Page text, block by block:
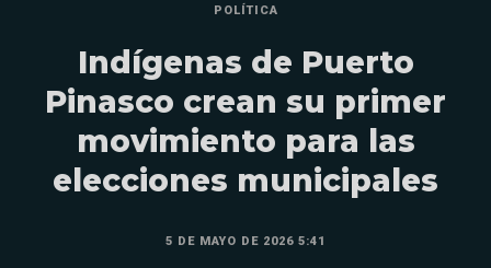
POLÍTICA
Indígenas de Puerto
Pinasco crean su primer
movimiento para las
elecciones municipales
5 DE MAYO DE 2026 5:41